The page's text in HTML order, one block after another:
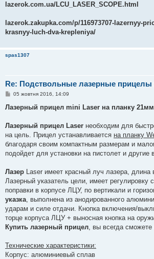
lazerok.com.ua/LCU_LASER_SCOPE.html
lazerok.zakupka.com/p/116973707-lazernyy-
krasnyy-luch-dva-krepleniya/
spas1307
Re: Подствольные лазерные
П
в
о
л
е
н
05 жовтня 2016, 14:09
Лазерный прицел mini Laser на планку
Лазерный прицел Laser необходим для
на цель. Прицел устанавливается на планку
благодаря своим компактным размерам и
подойдет для установки на пистолет и другие
Лазер Laser имеет красный луч лазера, длина
Лазерный указатель цели, имеет регулировку
поправки в корпусе ЛЦУ, по вертикали и
указка , выполнена из анодированного
ударам и силе отдачи. Кнопка включения/
торце корпуса ЛЦУ + выносная кнопка на
Купить лазерный прицел , вы всегда
Технические характеристики:
Корпус: алюминиевый сплав